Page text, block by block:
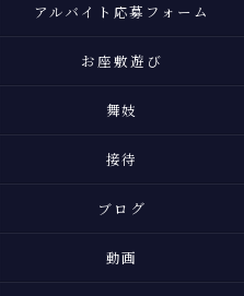
アルバイト応募フォーム
お座敷遊び
舞妓
接待
ブログ
動画